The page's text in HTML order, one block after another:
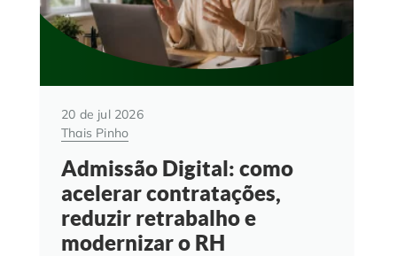
20 de jul 2026
Thais Pinho
Admissão Digital: como
acelerar contratações,
reduzir retrabalho e
modernizar o RH